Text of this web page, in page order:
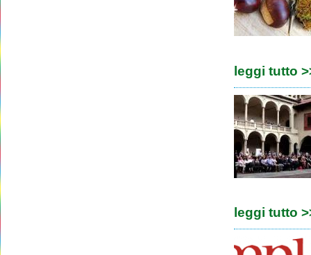
leggi tutto
leggi tutto